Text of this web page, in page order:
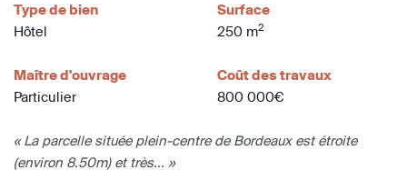
Type de bien
Hôtel
Surface
250 m2
Maître d'ouvrage
Particulier
Coût des travaux
800 000€
« La parcelle située plein-centre de Bordeaux est étroite
(environ 8.50m) et très... »